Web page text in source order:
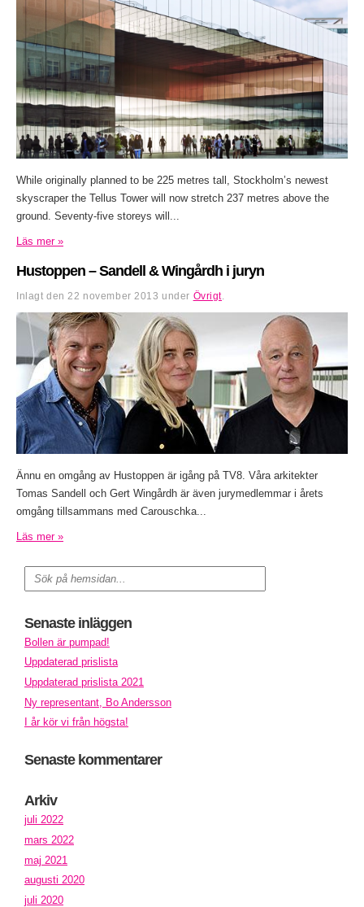
While originally planned to be 225 metres tall, Stockholm’s newest
skyscraper the Tellus Tower will now stretch 237 metres above the
ground. Seventy-five storeys will...
Läs mer »
Hustoppen – Sandell & Wingårdh i juryn
Inlagt den22 november 2013 under Övrigt.
Ännu en omgång av Hustoppen är igång på TV8. Våra arkitekter
Tomas Sandell och Gert Wingårdh är även jurymedlemmar i årets
omgång tillsammans med Carouschka...
Läs mer »
Senaste inläggen
Bollen är pumpad!
Uppdaterad prislista
Uppdaterad prislista 2021
Ny representant, Bo Andersson
I år kör vi från högsta!
Senaste kommentarer
Arkiv
juli 2022
mars 2022
maj 2021
augusti 2020
juli 2020